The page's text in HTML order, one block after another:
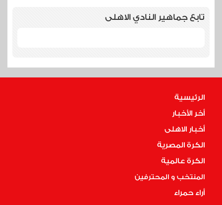
تابع جماهير النادي الاهلى
الرئيسية
أخر الأخبار
أخبار الاهلى
الكرة المصرية
الكرة عالمية
المنتخب و المحترفين
أراء حمراء